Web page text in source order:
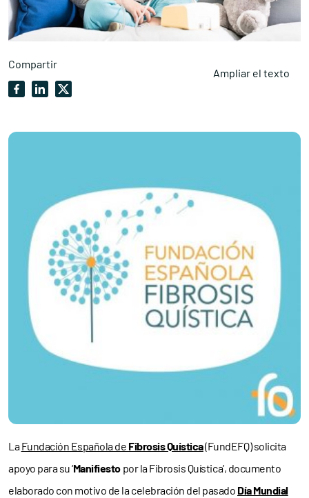
Compartir
Ampliar el texto
LaFundación Española de Fibrosis Quística(FundEFQ) solicita
apoyo para su ‘Manifiesto por la Fibrosis Quística’, documento
elaborado con motivo de la celebración del pasado Día Mundial